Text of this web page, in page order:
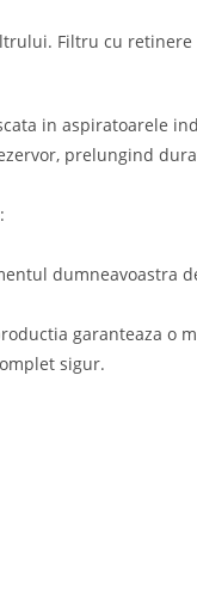
Filtru cu
in aspiratoarele
prelungind
dumneavoastra
garanteaza o
sigur.